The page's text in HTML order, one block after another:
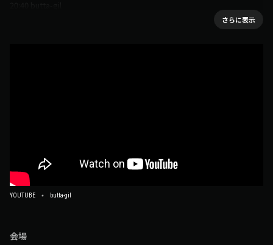
https://www.youtube.com/channel/UCFkwQXcIVntcYwdDPu1Sqpg
さらに表示
YOUTUBE butta-gil
会場